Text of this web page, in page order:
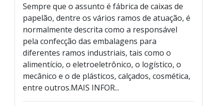
Sempre que o assunto é fábrica de caixas de
papelão, dentre os vários ramos de atuação, é
normalmente descrita como a responsável
pela confecção das embalagens para
diferentes ramos industriais, tais como o
alimentício, o eletroeletrônico, o logístico, o
mecânico e o de plásticos, calçados, cosmética,
entre outros.MAIS INFOR...